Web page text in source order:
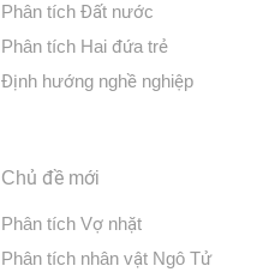
Phân tích Đất nước
Phân tích Hai đứa trẻ
Định hướng nghề nghiệp
Chủ đề mới
Phân tích Vợ nhặt
Phân tích nhân vật Ngô Tử